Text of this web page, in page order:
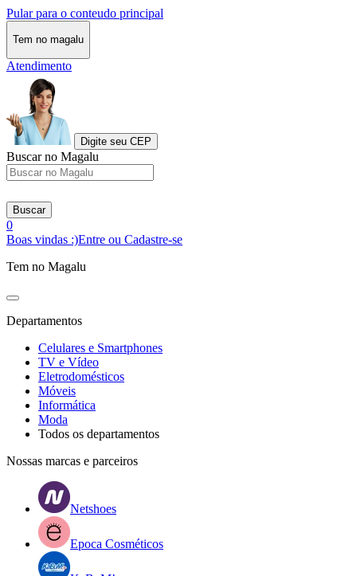
Pular para o conteudo principal
Tem no magalu
Atendimento
Digite seu CEP
Buscar no Magalu
Buscar
0
Boas vindas :)Entre ou Cadastre-se
Tem no Magalu
Departamentos
Celulares e Smartphones
TV e Vídeo
Eletrodomésticos
Móveis
Informática
Moda
Todos os departamentos
Nossas marcas e parceiros
Netshoes
Epoca Cosméticos